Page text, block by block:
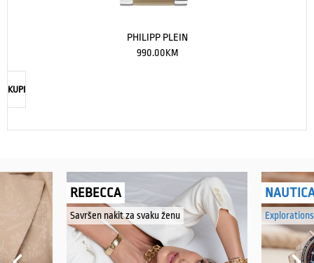
PHILIPP PLEIN
990.00KM
KUPI
REBECCA
Savršen nakit za svaku ženu